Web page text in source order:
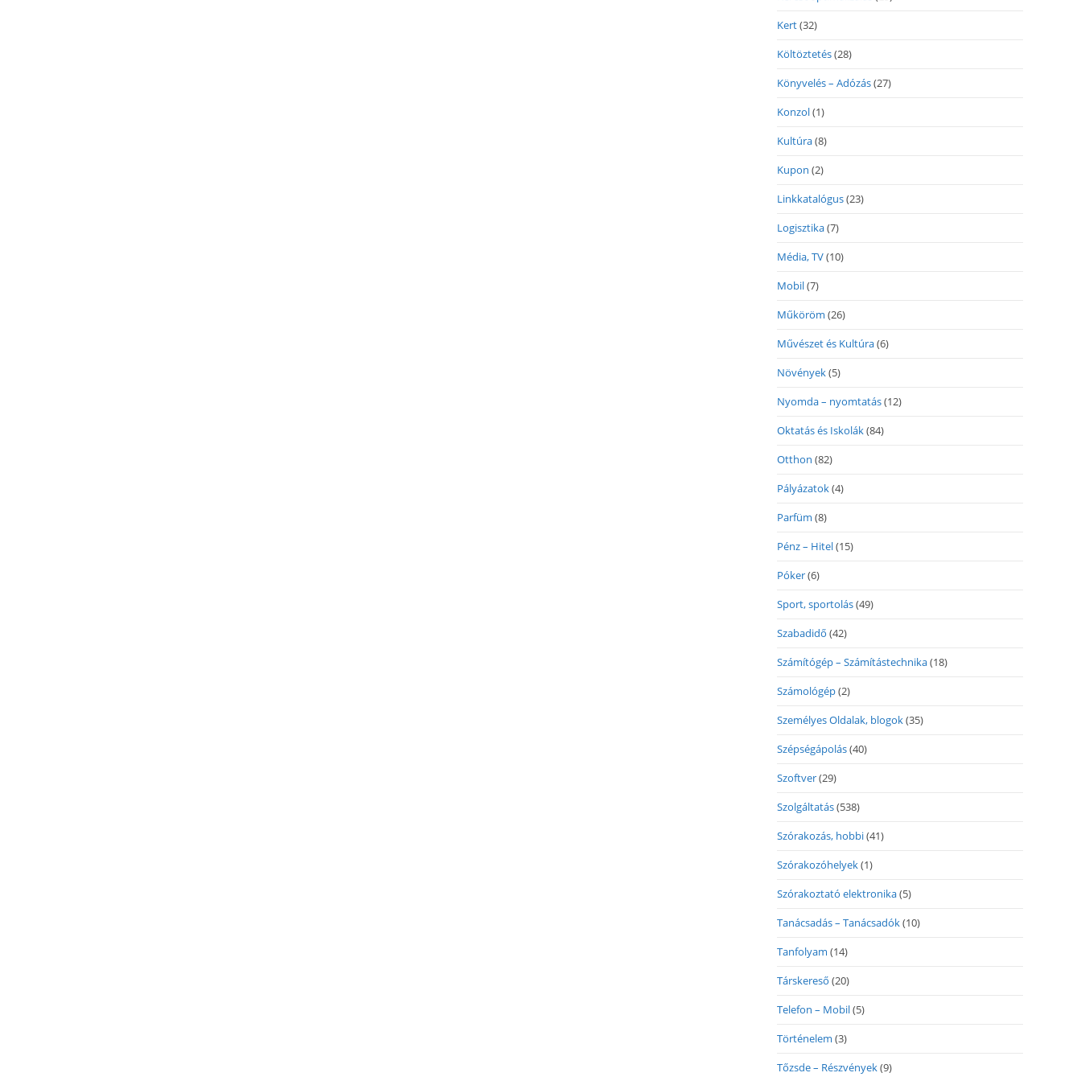
Kert(32)
Költöztetés(28)
Könyvelés – Adózás(27)
Konzol(1)
Kultúra(8)
Kupon (2)
Linkkatalógus(23)
Logisztika(7)
Média, TV(10)
Mobil(7)
Műköröm (26)
Művészet és Kultúra(6)
Növények(5)
Nyomda – nyomtatás(12)
Oktatás és Iskolák(84)
Otthon (82)
Pályázatok(4)
Parfüm (8)
Pénz – Hitel(15)
Póker(6)
Sport, sportolás(49)
Szabadidő (42)
Számítógép – Számítástechnika(18)
Számológép(2)
Személyes Oldalak, blogok(35)
Szépségápolás(40)
Szoftver(29)
Szolgáltatás(538)
Szórakozás, hobbi(41)
Szórakozóhelyek(1)
Szórakoztató elektronika(5)
Tanácsadás – Tanácsadók(10)
Tanfolyam (14)
Társkereső (20)
Telefon – Mobil(5)
Történelem (3)
Tőzsde – Részvények(9)